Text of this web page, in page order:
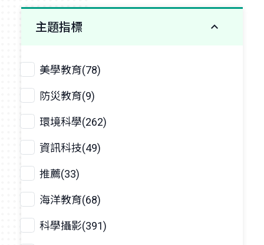
主題指標
美學教育(78)
防災教育(9)
環境科學(262)
資訊科技(49)
推薦(33)
海洋教育(68)
科學攝影(391)